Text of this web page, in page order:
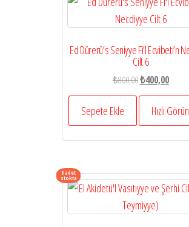
Ed Dürerü’s Seniyye Fi’l Ecvibeti’n
Cilt 6
₺800,00Orijinal
fiyat:
₺800,00.
₺400,00Şu
andaki
fiyat:
Sepete Ekle Hızlı
8 adet
stokta